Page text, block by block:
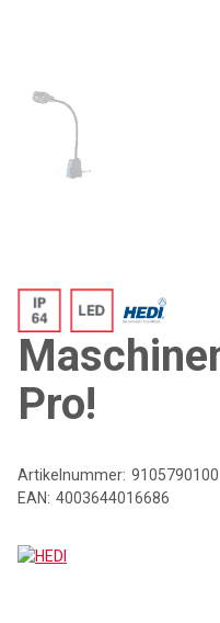
Pro!
Artikelnummer: 9105790100
EAN: 4003644016686